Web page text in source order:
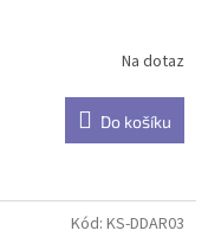
Na dotaz
Do košíku
Kód: KS-DDAR03